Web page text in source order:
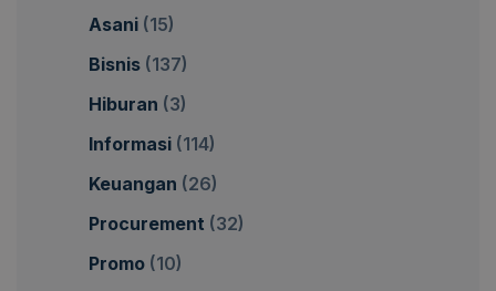
Asani (15)
Bisnis (137)
Hiburan (3)
Informasi (114)
Keuangan (26)
Procurement (32)
Promo (10)